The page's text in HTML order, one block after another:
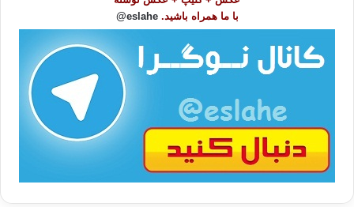
با ما همراه باشید. eslahe@